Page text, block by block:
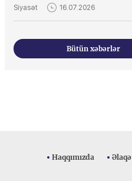
Siyasət 16.07.2026
Bütün xəbərlər
Haqqımızda Əlaqə